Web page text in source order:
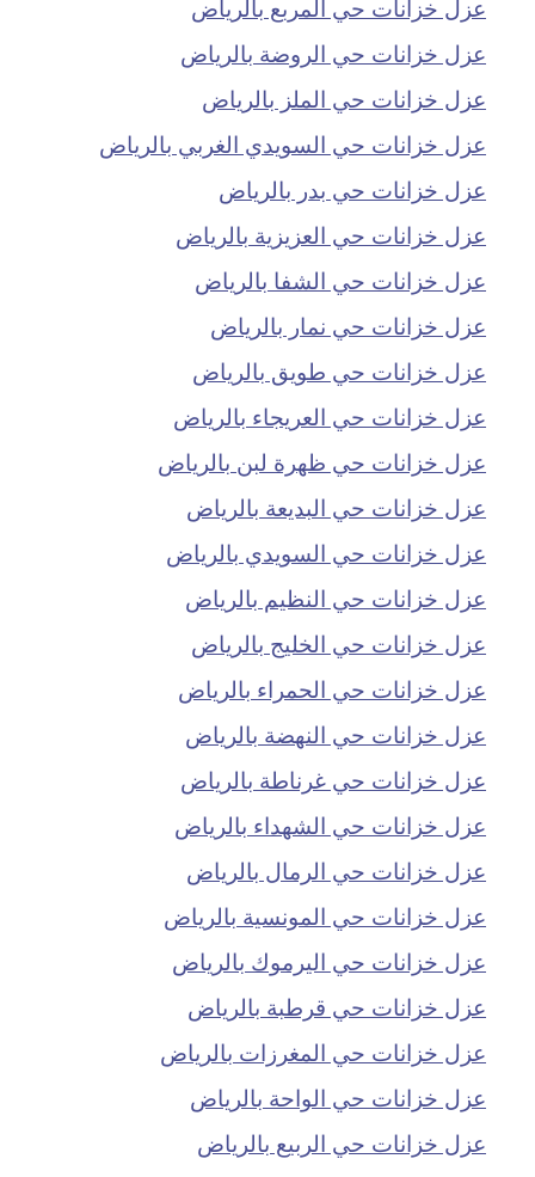
عزل خزانات حي الروضة بالرياض
عزل خزانات حي الملز بالرياض
عزل خزانات حي السويدي الغربي بالرياض
عزل خزانات حي بدر بالرياض
عزل خزانات حي العزيزية بالرياض
عزل خزانات حي الشفا بالرياض
عزل خزانات حي نمار بالرياض
عزل خزانات حي طويق بالرياض
عزل خزانات حي العريجاء بالرياض
عزل خزانات حي ظهرة لبن بالرياض
عزل خزانات حي البديعة بالرياض
عزل خزانات حي السويدي بالرياض
عزل خزانات حي النظيم بالرياض
عزل خزانات حي الخليج بالرياض
عزل خزانات حي الحمراء بالرياض
عزل خزانات حي النهضة بالرياض
عزل خزانات حي غرناطة بالرياض
عزل خزانات حي الشهداء بالرياض
عزل خزانات حي الرمال بالرياض
عزل خزانات حي المونسية بالرياض
عزل خزانات حي اليرموك بالرياض
عزل خزانات حي قرطبة بالرياض
عزل خزانات حي المغرزات بالرياض
عزل خزانات حي الواحة بالرياض
عزل خزانات حي الربيع بالرياض